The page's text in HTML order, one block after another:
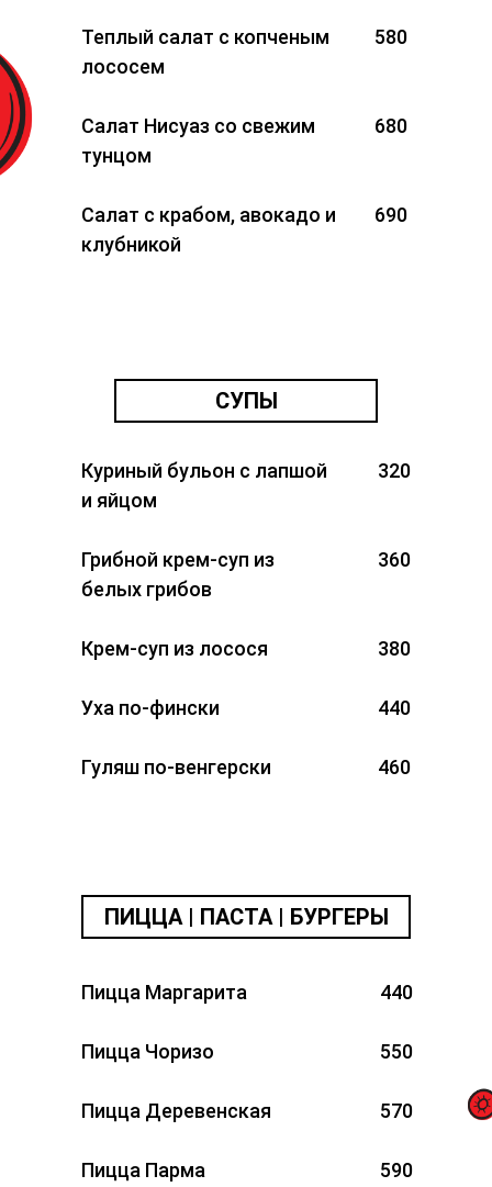
Теплый салат с копченым
лососем
Салат Нисуаз со свежим
тунцом
Салат с крабом, авокадо и
клубникой
580
680
690
Куриный бульон с лапшой
и яйцом
Грибной крем-суп из
белых грибов
Крем-суп из лосося
Уха по-фински
Гуляш по-венгерски
СУПЫ
320
360
380
440
460
ПИЦЦА | ПАСТА | БУРГЕРЫ
440
550
570
590
Пицца Маргарита
Пицца Чоризо
Пицца Деревенская
Пицца Парма